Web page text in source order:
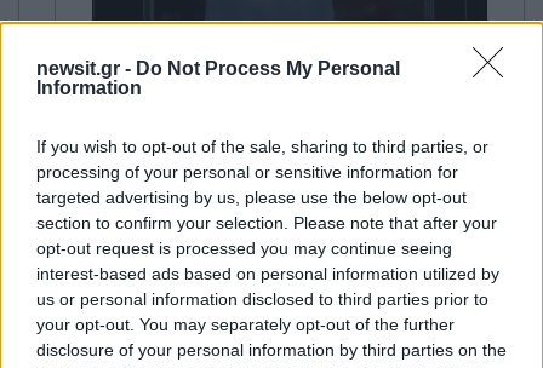
newsit.gr - Do Not Process My Personal
Information
If you wish to opt-out of the sale, sharing to third parties, or
processing of your personal or sensitive information for
targeted advertising by us, please use the below opt-out
section to confirm your selection. Please note that after your
opt-out request is processed you may continue seeing
interest-based ads based on personal information utilized by
us or personal information disclosed to third parties prior to
your opt-out. You may separately opt-out of the further
disclosure of your personal information by third parties on the
Μάρκο Ρούμπιο: Ο Τσάρλι
Κερκ ενέπνεε τους νέους
Στην ομιλία του, ο Μάρκο Ρούμπιο,
είπε μεταξύ άλλων για τον Κερκ:
«Ήταν η φωνή που ενέπνεε τους
νεαρούς Αμερικανούς. Τους μιλούσε
για το γάμο και τους προέτρεπε να